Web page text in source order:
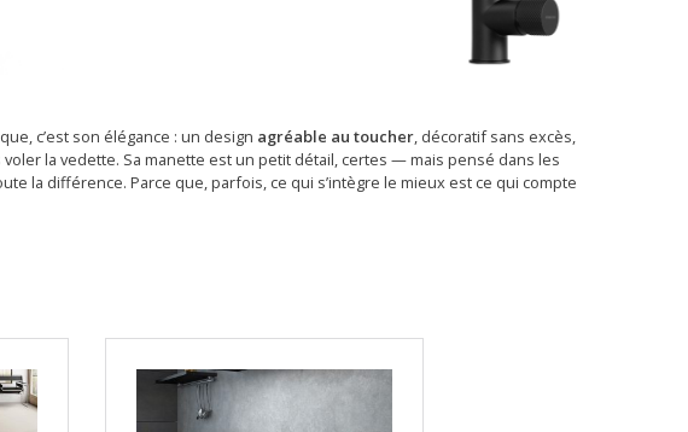
c’est son élégance : un design agréable au toucher, décoratif sans excès,
voler la vedette. Sa manette est un petit détail, certes — mais pensé dans les
la différence. Parce que, parfois, ce qui s’intègre le mieux est ce qui compte